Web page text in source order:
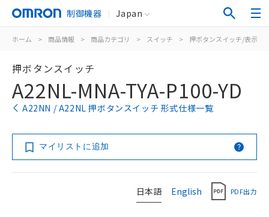
制御機器 Japan
ホーム > 商品情報 > 商品カテゴリ > スイッチ > 押ボタンスイッチ/表示灯
押ボタンスイッチ
A22NL-MNA-TYA-P100-YD
A22NN / A22NL 押ボタンスイッチ 形式仕様一覧
マイリストに追加
日本語 English PDF出力